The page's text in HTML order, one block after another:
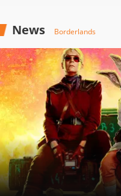
News Borderlands